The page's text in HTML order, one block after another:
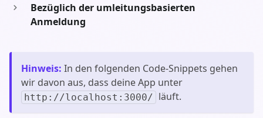
Bezüglich der umleitungsbasierten
Anmeldung
Hinweis: In den folgenden Code-Snippets gehen
wir davon aus, dass deine App unter
http://localhost:3000/ läuft.